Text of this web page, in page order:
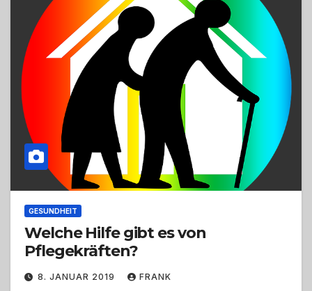
GESUNDHEIT
Welche Hilfe gibt es von
Pflegekräften?
8. JANUAR 2019 FRANK